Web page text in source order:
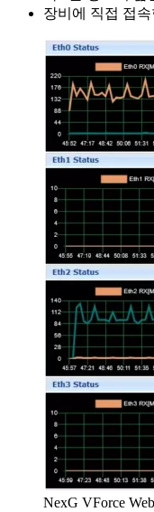
장비에 직접 접
NexG VForce